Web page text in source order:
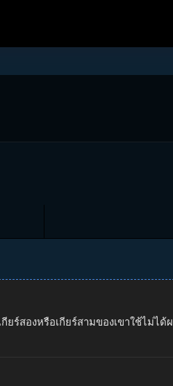
ยร์สองหรือเกียร์สามของเขาใช้ไม่ไ